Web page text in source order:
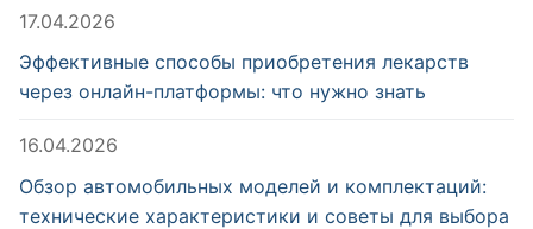
17.04.2026
Эффективные способы приобретения лекарств
через онлайн-платформы: что нужно знать
16.04.2026
Обзор автомобильных моделей и комплектаций:
технические характеристики и советы для выбора